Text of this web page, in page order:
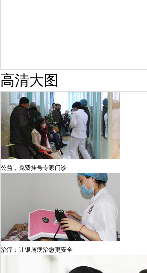
高清大图
公益，免费挂号专家门诊
治疗：让银屑病治愈更安全